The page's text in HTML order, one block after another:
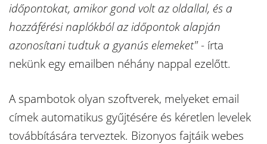
időpontokat, amikor gond volt az oldallal, és a
hozzáférési naplókból az időpontok alapján
azonosítani tudtuk a gyanús elemeket"- írta
nekünk egy emailben néhány nappal ezelőtt.
A spambotok olyan szoftverek, melyeket email
címek automatikus gyűjtésére és kéretlen levelek
továbbítására terveztek. Bizonyos fajtáik webes